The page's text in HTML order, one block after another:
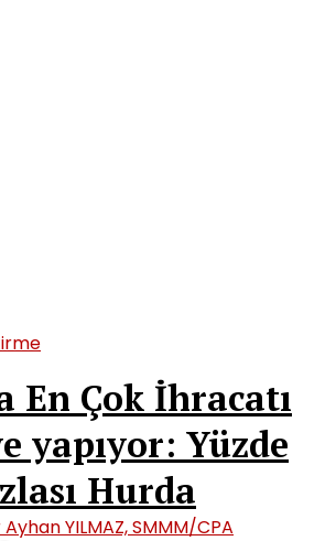
En Çok İhracatı
yapıyor: Yüzde
Hurda
YILMAZ, SMMM/CPA